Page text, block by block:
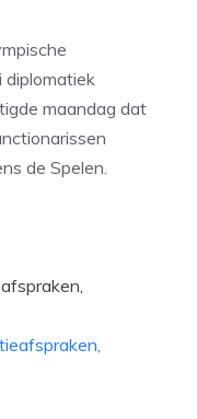
diplomatiek
maandag dat
de Spelen.